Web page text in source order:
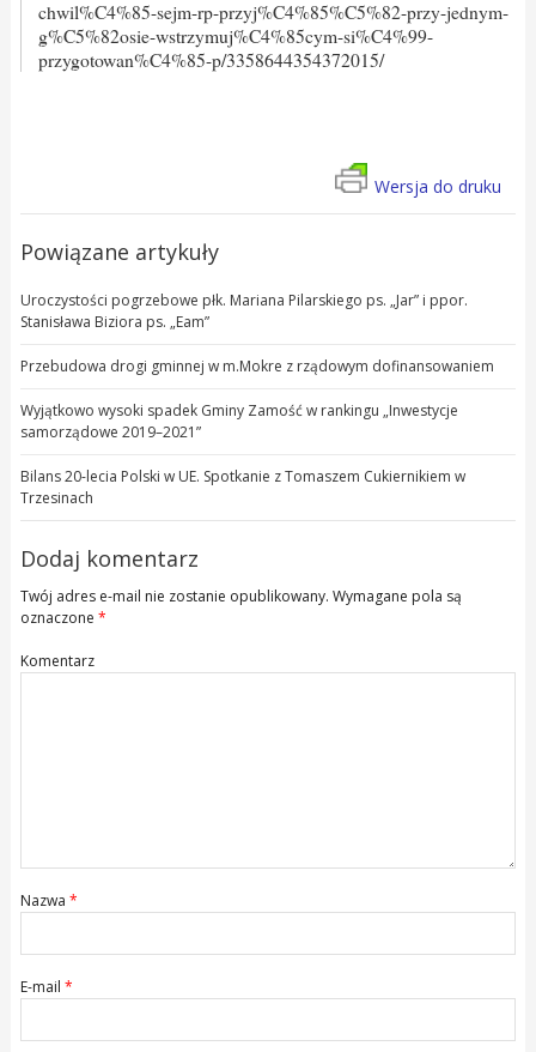
chwil%C4%85-sejm-rp-przyj%C4%85%C5%82-przy-jednym-
g%C5%82osie-wstrzymuj%C4%85cym-si%C4%99-
przygotowan%C4%85-p/3358644354372015/
Wersja do druku
Powiązane artykuły
Uroczystości pogrzebowe płk. Mariana Pilarskiego ps. „Jar” i ppor.
Stanisława Biziora ps. „Eam”
Przebudowa drogi gminnej w m.Mokre z rządowym dofinansowaniem
Wyjątkowo wysoki spadek Gminy Zamość w rankingu „Inwestycje
samorządowe 2019–2021”
Bilans 20-lecia Polski w UE. Spotkanie z Tomaszem Cukiernikiem w
Trzesinach
Dodaj komentarz
Twój adres e-mail nie zostanie opublikowany. Wymagane pola są
oznaczone *
Komentarz
Nazwa *
E-mail *